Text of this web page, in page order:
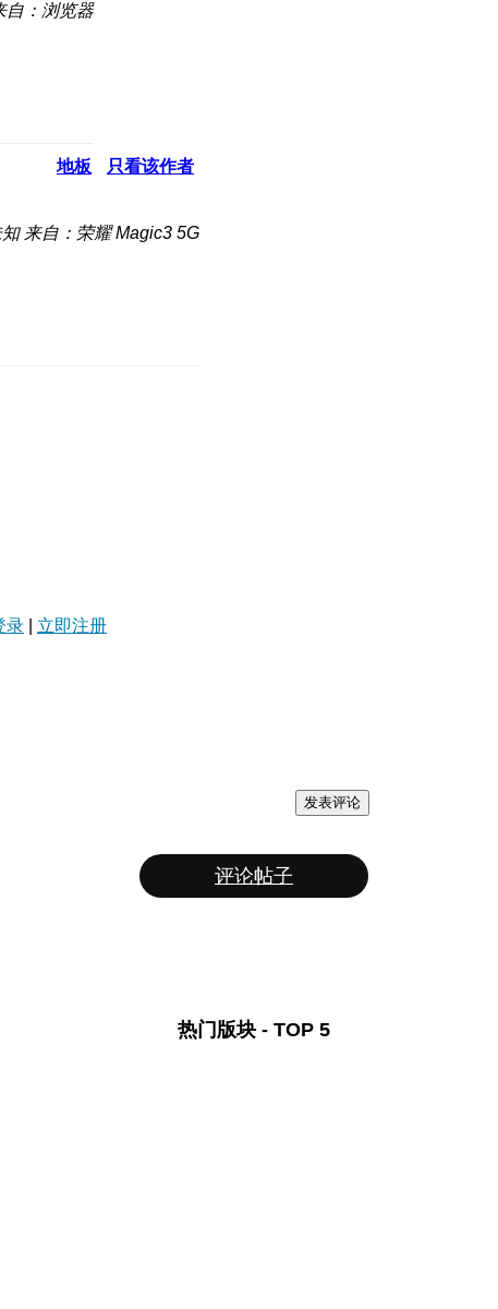
自：浏览器
地板 只看该作者
来自：荣耀 Magic3 5G
录 立即注册
发表评论
评论帖子
热门版块 - TOP 5